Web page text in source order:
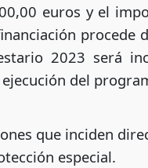
euros y el
procede
2023 será
del
que inciden
especial.